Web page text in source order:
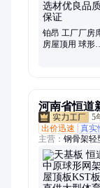
铂昂 工厂厂房
房屋顶用 球形钢
河南省恒道
5
出价迅速
真实
主营： 钢骨架轻
温隔热轻型板
泡沫混凝土复
天沟板